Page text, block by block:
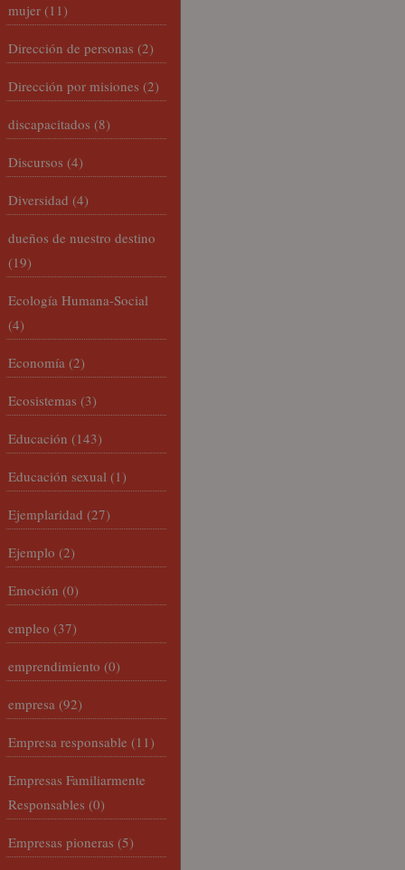
mujer (11)
Dirección de personas (2)
Dirección por misiones (2)
discapacitados (8)
Discursos (4)
Diversidad (4)
dueños de nuestro destino
(19)
Ecología Humana-Social
(4)
Economía (2)
Ecosistemas (3)
Educación (143)
Educación sexual (1)
Ejemplaridad (27)
Ejemplo (2)
Emoción (0)
empleo (37)
emprendimiento (0)
empresa (92)
Empresa responsable (11)
Empresas Familiarmente
Responsables (0)
Empresas pioneras (5)